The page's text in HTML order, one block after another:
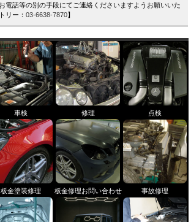
電話等の別の手段にてご連絡くださいますようお願いいた
リー：03-6638-7870】
車検 修理 点検
板金塗装修理 板金修理お問い合わせ 事故修理